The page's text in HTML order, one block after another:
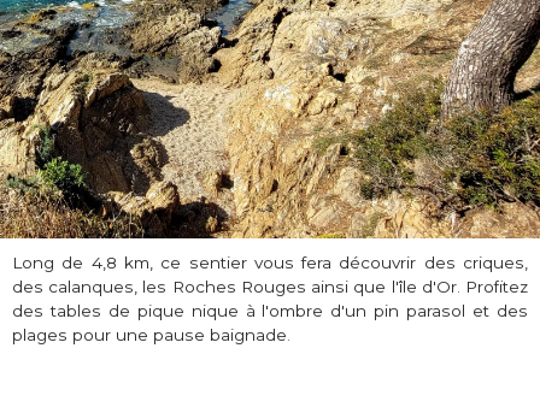
Long de 4,8 km, ce sentier vous fera découvrir des criques,
des calanques, les Roches Rouges ainsi que l'île d'Or. Profitez
des tables de pique nique à l'ombre d'un pin parasol et des
plages pour une pause baignade.